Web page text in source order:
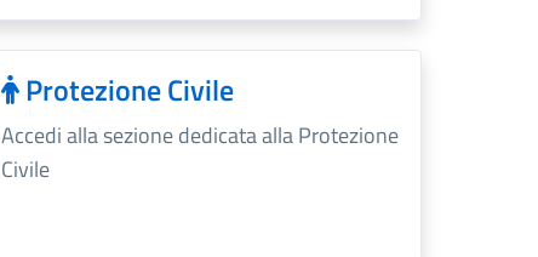
Protezione Civile
Accedi alla sezione dedicata alla Protezione
Civile